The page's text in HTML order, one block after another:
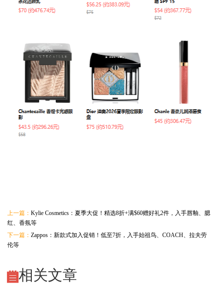
上一篇： Kylie Cosmetics：夏季大促！精选8折+满$60赠好礼2件，入手唇釉、腮
红、香氛等
下一篇： Zappos：新款式加入促销！低至7折，入手始祖鸟、COACH、拉夫劳
伦等
相关文章